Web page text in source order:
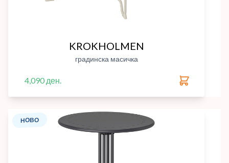
KROKHOLMEN
градинска масичка
4,090 ден.
НОВО